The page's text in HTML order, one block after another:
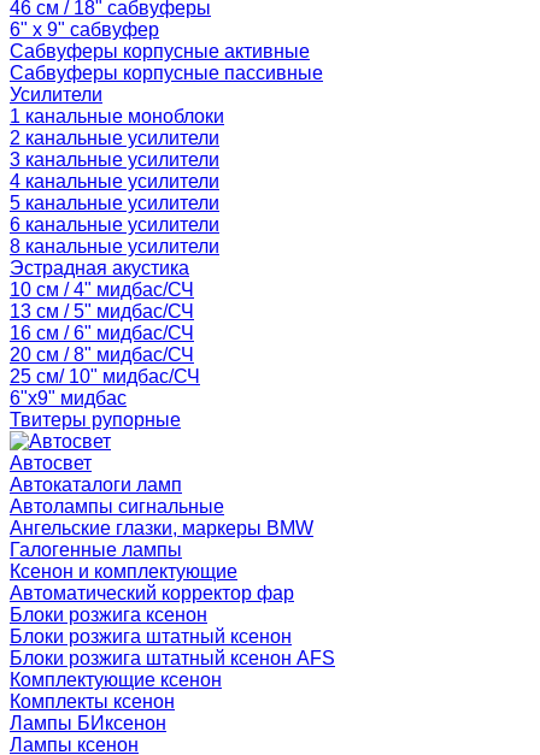
46 см / 18" сабвуферы
6" x 9" сабвуфер
Сабвуферы корпусные активные
Сабвуферы корпусные пассивные
Усилители
1 канальные моноблоки
2 канальные усилители
3 канальные усилители
4 канальные усилители
5 канальные усилители
6 канальные усилители
8 канальные усилители
Эстрадная акустика
10 см / 4" мидбас/СЧ
13 см / 5" мидбас/СЧ
16 см / 6" мидбас/СЧ
20 см / 8" мидбас/СЧ
25 см/ 10" мидбас/СЧ
6"x9" мидбас
Твитеры рупорные
Автосвет
Автокаталоги ламп
Автолампы сигнальные
Ангельские глазки, маркеры BMW
Галогенные лампы
Ксенон и комплектующие
Автоматический корректор фар
Блоки розжига ксенон
Блоки розжига штатный ксенон
Блоки розжига штатный ксенон AFS
Комплектующие ксенон
Комплекты ксенон
Лампы БИксенон
Лампы ксенон